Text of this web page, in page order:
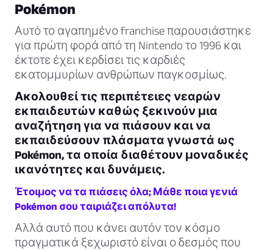
Pokémon
Αυτό το αγαπημένο franchise παρουσιάστηκε
για πρώτη φορά από τη Nintendo το 1996 και
έκτοτε έχει κερδίσει τις καρδιές
εκατομμυρίων ανθρώπων παγκοσμίως.
Ακολουθεί τις περιπέτειες νεαρών
εκπαιδευτών καθώς ξεκινούν μια
αναζήτηση για να πιάσουν και να
εκπαιδεύσουν πλάσματα γνωστά ως
Pokémon, τα οποία διαθέτουν μοναδικές
ικανότητες και δυνάμεις.
Έτοιμος να τα πιάσεις όλα; Μάθε ποια γενιά
Pokémon σου ταιριάζει απόλυτα!
Αλλά αυτό που κάνει αυτόν τον κόσμο
πραγματικά ξεχωριστό είναι ο δεσμός που